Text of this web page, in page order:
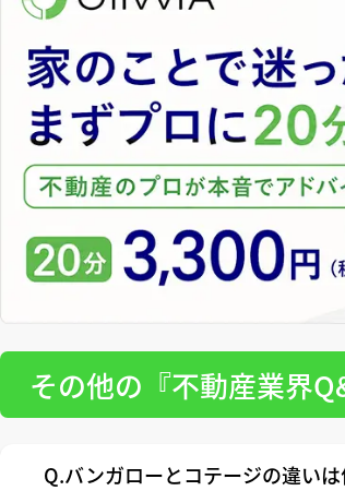
その他の『不動産業界
Q.バンガローとコテージの違いは